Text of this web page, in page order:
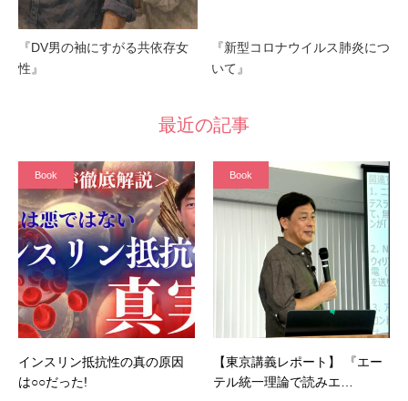
『DV男の袖にすがる共依存女
性』
『新型コロナウイルス肺炎につ
いて』
最近の記事
Book
インスリン抵抗性の真の原因
は○○だった!
Book
【東京講義レポート】 『エー
テル統一理論で読みエ…